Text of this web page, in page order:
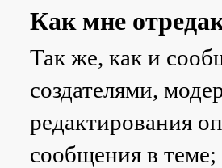
Как мне
Так же, как и
создателями,
редактирования
сообщения в